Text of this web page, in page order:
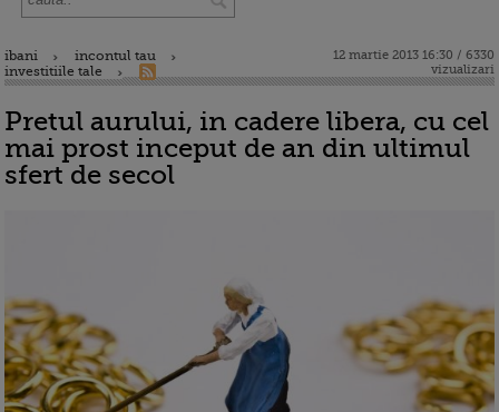
ibani
incontul tau
investitiile tale
12 martie 2013 16:30 / 6330
vizualizari
Pretul aurului, in cadere libera, cu cel
mai prost inceput de an din ultimul
sfert de secol